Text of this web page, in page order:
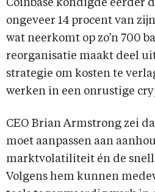
Coinbase kondigde eerder
ongeveer 14 procent van
wat neerkomt op zo’n 700
reorganisatie maakt deel
strategie om kosten te
werken in een onrustige
CEO Brian Armstrong zei
moet aanpassen aan
marktvolatiliteit én de
Volgens hem kunnen